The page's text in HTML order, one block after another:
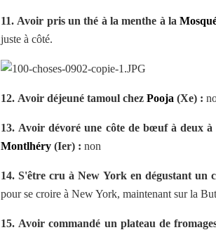
11. Avoir pris un thé à la menthe à la
juste à côté.
12. Avoir déjeuné tamoul chez Pooja (Xe) :
13. Avoir dévoré une côte de bœuf à deux
Montlhéry (Ier) : non
14. S'être cru à New York en dégustant un
pour se croire à New York, maintenant sur la
15. Avoir commandé un plateau de